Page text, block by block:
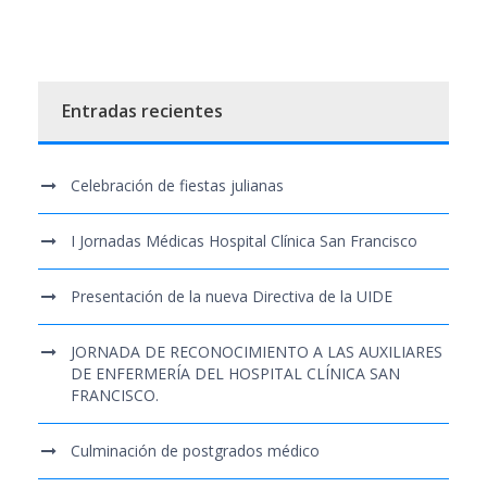
Entradas recientes
Celebración de fiestas julianas
I Jornadas Médicas Hospital Clínica San Francisco
Presentación de la nueva Directiva de la UIDE
JORNADA DE RECONOCIMIENTO A LAS AUXILIARES
DE ENFERMERÍA DEL HOSPITAL CLÍNICA SAN
FRANCISCO.
Culminación de postgrados médico